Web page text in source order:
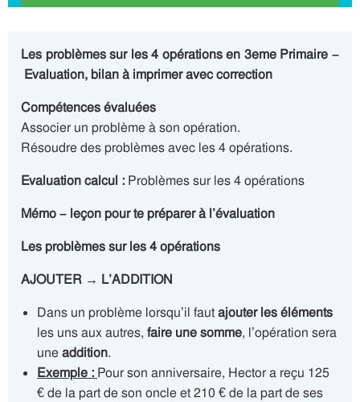
Les problèmes sur les 4 opérations en 3eme Primaire –
Evaluation, bilan à imprimer avec correction
Compétences évaluées
Associer un problème à son opération.
Résoudre des problèmes avec les 4 opérations.
Evaluation calcul : Problèmes sur les 4 opérations
Mémo – leçon pour te préparer à l’évaluation
Les problèmes sur les 4 opérations
AJOUTER → L’ADDITION
Dans un problème lorsqu’il fautajouter les éléments
les uns aux autres, faire une somme, l’opération sera
uneaddition.
Exemple : Pour son anniversaire, Hector a reçu 125
€ de la part de son oncle et 210 € de la part de ses